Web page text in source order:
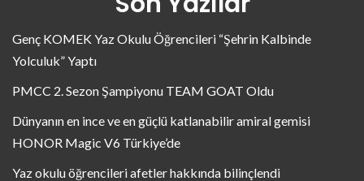
Genç KOMEK Yaz Okulu Öğrencileri “Şehrin Kalbinde
Yolculuk” Yaptı
PMCC 2. Sezon Şampiyonu TEAM GOAT Oldu
Dünyanın en ince ve en güçlü katlanabilir amiral gemisi
HONOR Magic V6 Türkiye’de
Yaz okulu öğrencileri afetler hakkında bilinçlendi